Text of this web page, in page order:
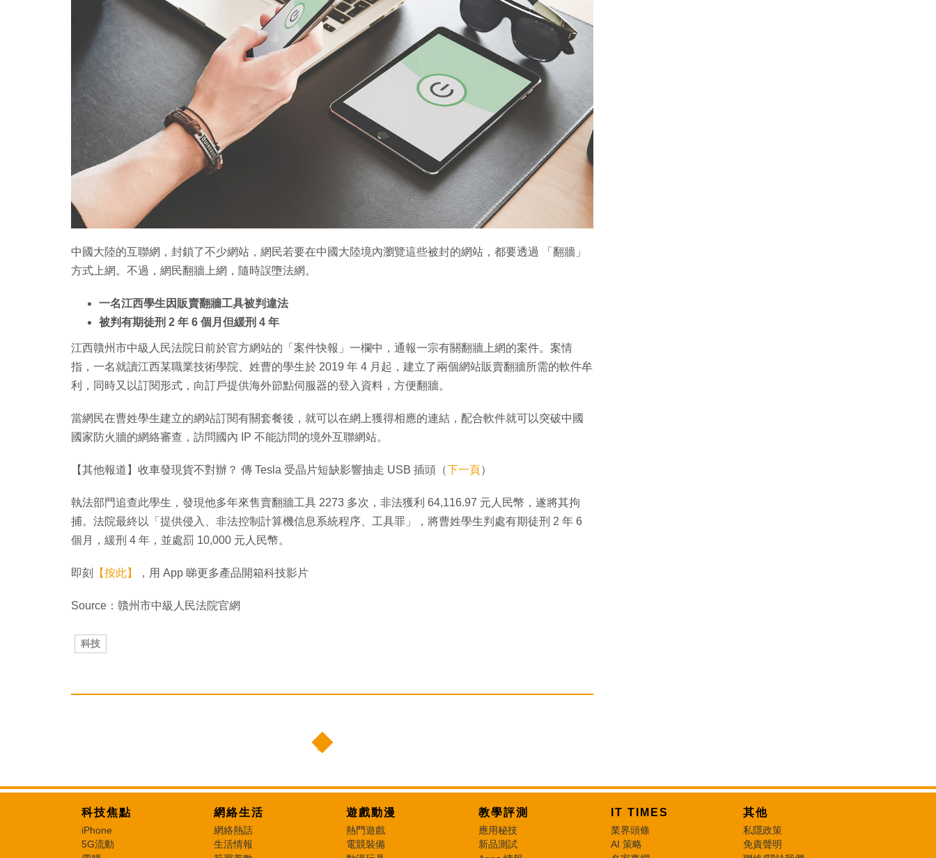
中國大陸的互聯網，封鎖了不少網站，網民若要在中國大陸境內瀏覽這些被封的網站，都要透過 「翻牆」
方式上網。不過，網民翻牆上網，隨時誤墮法網。
一名江西學生因販賣翻牆工具被判違法
被判有期徒刑 2 年 6 個月但緩刑 4 年
江西贛州市中級人民法院日前於官方網站的「案件快報」一欄中，通報一宗有關翻牆上網的案件。案情
指，一名就讀江西某職業技術學院、姓曹的學生於 2019 年 4 月起，建立了兩個網站販賣翻牆所需的軟件牟
利，同時又以訂閱形式，向訂戶提供海外節點伺服器的登入資料，方便翻牆。
當網民在曹姓學生建立的網站訂閱有關套餐後，就可以在網上獲得相應的連結，配合軟件就可以突破中國
國家防火牆的網絡審查，訪問國內 IP 不能訪問的境外互聯網站。
【其他報道】收車發現貨不對辦？ 傳 Tesla 受晶片短缺影響抽走 USB 插頭（下一頁）
執法部門追查此學生，發現他多年來售賣翻牆工具 2273 多次，非法獲利 64,116.97 元人民幣，遂將其拘
捕。法院最終以「提供侵入、非法控制計算機信息系統程序、工具罪」，將曹姓學生判處有期徒刑 2 年 6
個月，緩刑 4 年，並處罰 10,000 元人民幣。
即刻 【按此】 ，用 App 睇更多產品開箱科技影片
Source：贛州市中級人民法院官網
科技
科技焦點
iPhone
5G流動
網絡生活
網絡熱話
生活情報
遊戲動漫
熱門遊戲
電競裝備
教學評測
應用秘技
新品測試
IT TIMES
業界頭條
AI 策略
其他
私隱政策
免責聲明